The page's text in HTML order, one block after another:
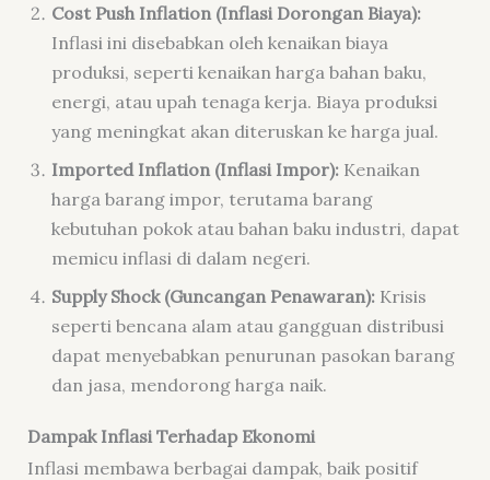
Cost Push Inflation (Inflasi Dorongan Biaya):
Inflasi ini disebabkan oleh kenaikan biaya
produksi, seperti kenaikan harga bahan baku,
energi, atau upah tenaga kerja. Biaya produksi
yang meningkat akan diteruskan ke harga jual.
Imported Inflation (Inflasi Impor): Kenaikan
harga barang impor, terutama barang
kebutuhan pokok atau bahan baku industri, dapat
memicu inflasi di dalam negeri.
Supply Shock (Guncangan Penawaran): Krisis
seperti bencana alam atau gangguan distribusi
dapat menyebabkan penurunan pasokan barang
dan jasa, mendorong harga naik.
Dampak Inflasi Terhadap Ekonomi
Inflasi membawa berbagai dampak, baik positif